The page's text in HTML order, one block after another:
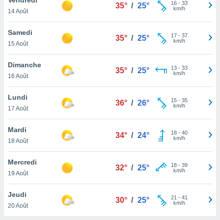
et
»,
au
vous
qu'ils
ou
le
ainsi
un
la
du
14 Août
35° / 25° 16- 33
km/h
Samedi
15 Août
35° / 25° 17- 37
km/h
Dimanche
16 Août
35° / 25° 13- 33
km/h
Lundi
17 Août
36° / 26° 15- 35
km/h
Mardi
18 Août
34° / 24° 18- 40
km/h
Mercredi
19 Août
32° / 25° 18- 39
km/h
Jeudi
20 Août
30° / 25° 21 - 41
km/h